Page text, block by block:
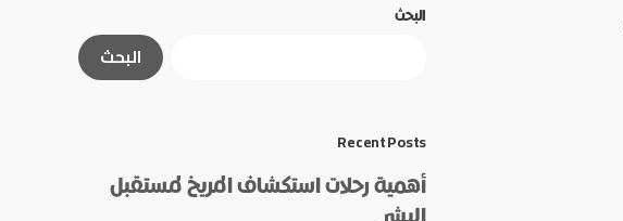
البحث
البحث
Recent Posts
أهمية رحلات استكشاف المريخ لمستقبل